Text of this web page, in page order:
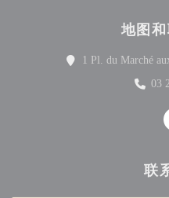
地图
1 Pl. du Marché
03
联